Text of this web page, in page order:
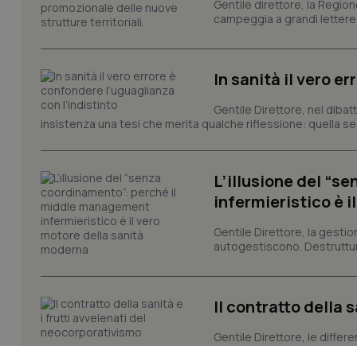
Gentile direttore, la
campeggia a grandi lettere
In sanità il vero
Gentile Direttore, nel
insistenza una tesi che merita qualche riflessione: quella
L’illusione del
infermieristico è
Gentile Direttore, la
autogestiscono.
Il contratto della
Gentile Direttore, le
e l'accesso alle aree
Nome
tracking-sites-
tracking-enable
tracking-sites-
session-id